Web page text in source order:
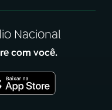
Nacional
com você.